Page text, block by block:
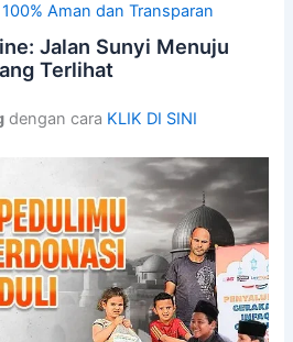
Aman dan Transparan
Jalan Sunyi Menuju
Terlihat
dengan cara KLIK DI SINI